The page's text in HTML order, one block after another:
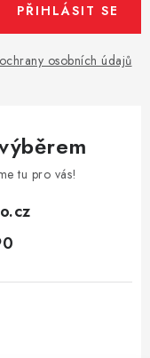
osobních údajů
PŘIHLÁSIT SE
tu pro vás!